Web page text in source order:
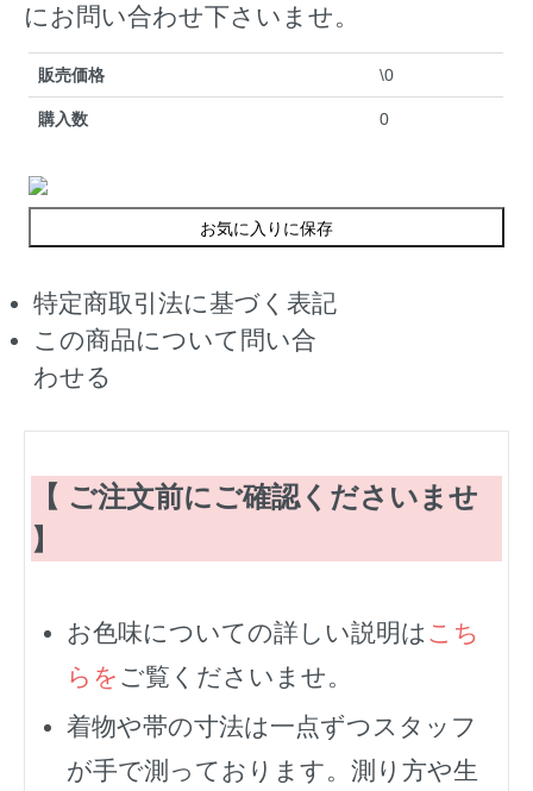
にお問い合わせ下さいませ。
販売価格 \0
購入数 0
お気に入りに保存
特定商取引法に基づく表記
この商品について問い合
わせる
【 ご注文前にご確認くださいませ
】
お色味についての詳しい説明は こち
らを ご覧くださいませ。
着物や帯の寸法は一点ずつスタッフ
が手で測っております。測り方や生